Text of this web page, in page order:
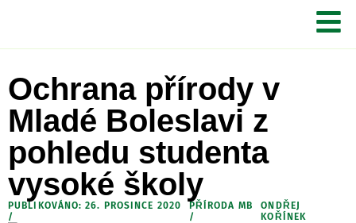
Ochrana přírody v
Mladé Boleslavi z
pohledu studenta
vysoké školy
PUBLIKOVÁNO: 26. PROSINCE 2020
/
PŘÍRODA MB
/
ONDŘEJ
KOŘÍNEK